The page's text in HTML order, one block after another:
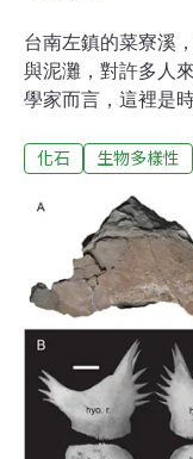
台南左鎮的菜寮溪
與泥灘，對許多人
學家而言，這裡是
菜寮溪的化石有「
魚等陸相化石。這
角，而是一塊塊只
小小椎骨。但當顯
這是一隻兩棲類的
來，這些微小的化
第一筆蛇與蛙的化
萬年前更新世中期
蟾蜍、南蛇、紅斑
蛙（蟾蜍）化石紀
化石 生物多樣性